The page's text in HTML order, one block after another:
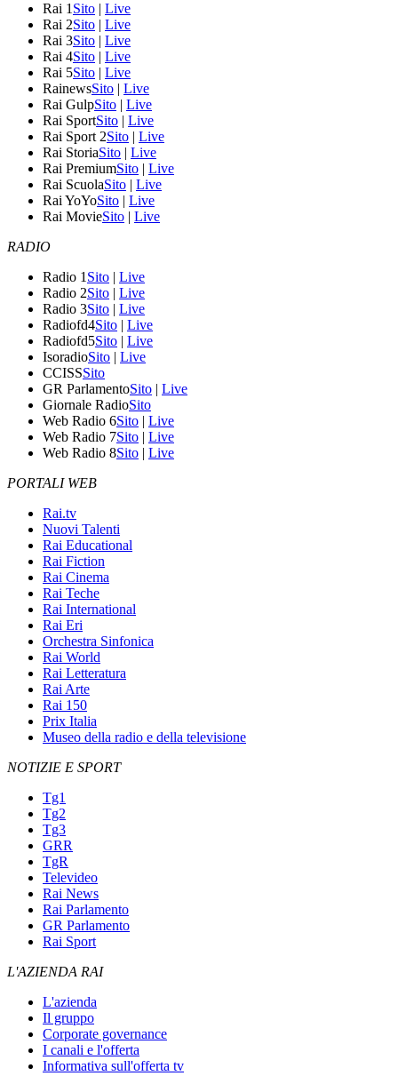
Rai 1 Sito | Live
Rai 2Sito | Live
Rai 3Sito | Live
Rai 4Sito | Live
Rai 5Sito | Live
RainewsSito | Live
Rai GulpSito | Live
Rai SportSito | Live
Rai Sport 2Sito | Live
Rai StoriaSito | Live
Rai PremiumSito | Live
Rai ScuolaSito | Live
Rai YoYoSito | Live
Rai MovieSito | Live
RADIO
Radio 1 Sito | Live
Radio 2Sito | Live
Radio 3Sito | Live
Radiofd4Sito | Live
Radiofd5Sito | Live
IsoradioSito | Live
CCISSSito
GR ParlamentoSito | Live
Giornale RadioSito
Web Radio 6Sito | Live
Web Radio 7Sito | Live
Web Radio 8Sito | Live
PORTALI WEB
Rai.tv
Nuovi Talenti
Rai Educational
Rai Fiction
Rai Cinema
Rai Teche
Rai International
Rai Eri
Orchestra Sinfonica
Rai World
Rai Letteratura
Rai Arte
Rai 150
Prix Italia
Museo della radio e della televisione
NOTIZIE E SPORT
Tg1
Tg2
Tg3
GRR
TgR
Televideo
Rai News
Rai Parlamento
GR Parlamento
Rai Sport
L'AZIENDA RAI
L'azienda
Il gruppo
Corporate governance
I canali e l'offerta
Informativa sull'offerta tv